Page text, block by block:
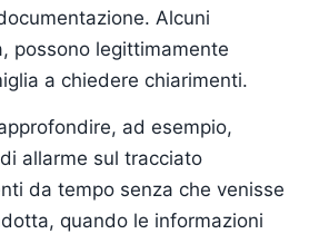
Alcuni
possono legittimamente
a chiedere chiarimenti.
ad esempio,
allarme sul tracciato
da tempo senza che venisse
quando le informazioni